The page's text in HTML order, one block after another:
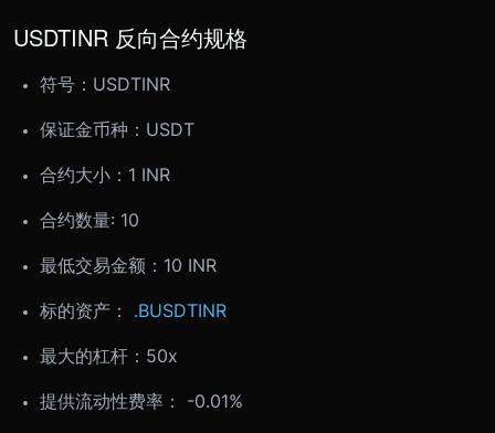
USDTINR 反向合约规格
符号： USDTINR
保证金币种：USDT
合约大小： 1 INR
合约数量: 10
最低交易金额： 10 INR
标的资产： .BUSDTINR
最大的杠杆：50x
提供流动性费率： -0.01%